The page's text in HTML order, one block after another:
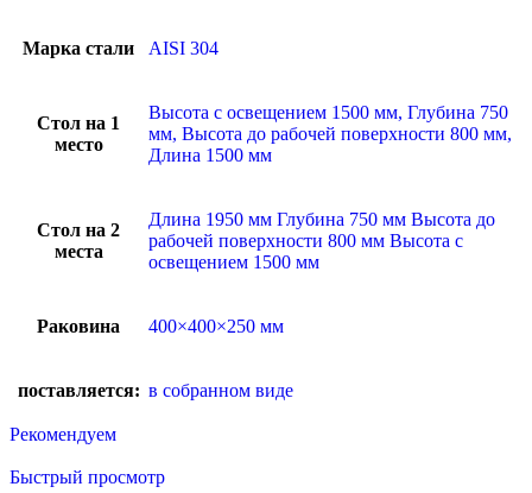
Марка стали AISI 304
Стол на 1
место
Высота с освещением 1500 мм, Глубина 750
мм, Высота до рабочей поверхности 800 мм,
Длина 1500 мм
Стол на 2
места
Длина 1950 мм Глубина 750 мм Высота до
рабочей поверхности 800 мм Высота с
освещением 1500 мм
Раковина 400×400×250 мм
поставляется: в собранном виде
Рекомендуем
Быстрый просмотр